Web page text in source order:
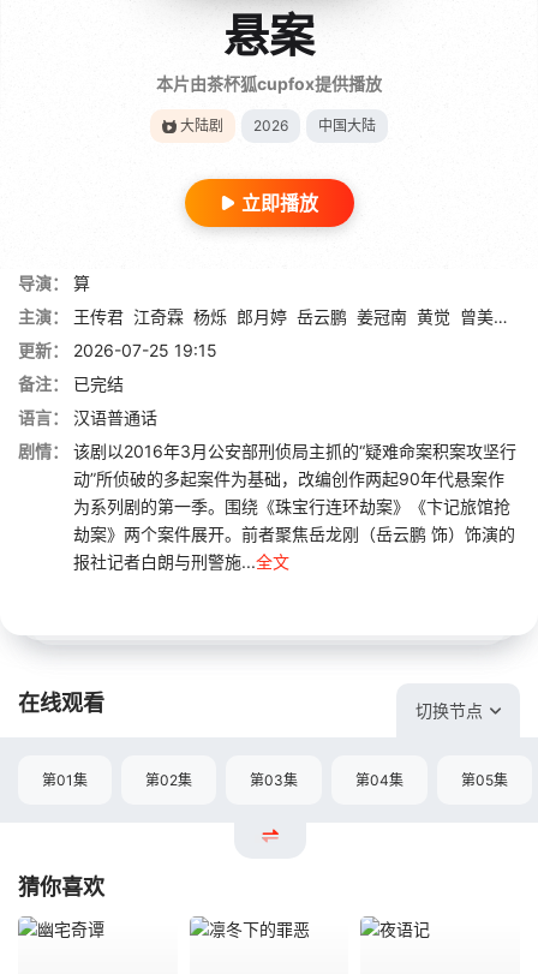
悬案
本片由茶杯狐cupfox提供播放
大陆剧 2026 中国大陆
立即播放
导演：
算
主演：
王传君 江奇霖 杨烁 郎月婷 岳云鹏 姜冠南 黄觉 曾美慧孜
更新：
2026-07-25 19:15
备注：
已完结
语言：
汉语普通话
剧情：
该剧以2016年3月公安部刑侦局主抓的“疑难命案积案攻坚行
动”所侦破的多起案件为基础，改编创作两起90年代悬案作
为系列剧的第一季。围绕《珠宝行连环劫案》《卞记旅馆抢
劫案》两个案件展开。前者聚焦岳龙刚（岳云鹏 饰）饰演的
报社记者白朗与刑警施...全文
在线观看 切换节点
第01集 第02集 第03集 第04集 第05集
猜你喜欢